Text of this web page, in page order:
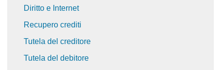
Diritto e Internet
Recupero crediti
Tutela del creditore
Tutela del debitore